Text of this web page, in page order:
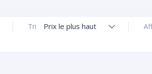
Tri Prix le plus haut